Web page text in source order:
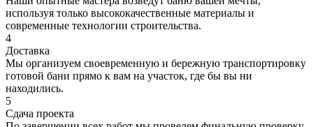
используя только высококачественные материалы и
современные технологии строительства.
4
Доставка
Мы организуем своевременную и бережную транспортировку
готовой бани прямо к вам на участок, где бы вы ни
находились.
5
Сдача проекта